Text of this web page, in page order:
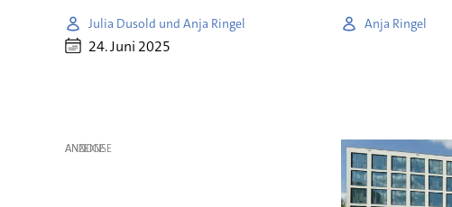
Julia Dusold und Anja Ringel
24. Juni 2025
Anja Ringel
ANZEIGE